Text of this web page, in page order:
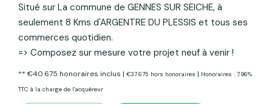
Situé sur La commune de GENNES SUR SEICHE, à
seulement 8 Kms d'ARGENTRE DU PLESSIS et tous ses
commerces quotidien.
=> Composez sur mesure votre projet neuf à venir !
** €40 675 honoraires inclus | €37 675 hors honoraires | Honoraires : 7.96%
TTC à la charge de l'acquéreur